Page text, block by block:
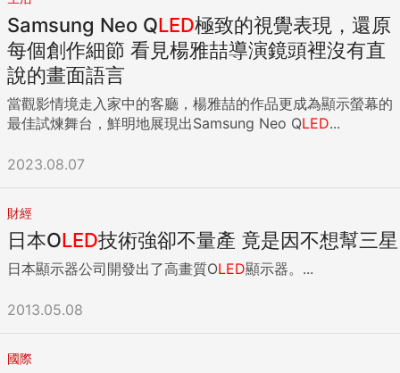
Samsung Neo QLED極致的視覺表現，還原
每個創作細節 看見楊雅喆導演鏡頭裡沒有直
說的畫面語言
當觀影情境走入家中的客廳，楊雅喆的作品更成為顯示螢幕的
最佳試煉舞台，鮮明地展現出Samsung Neo QLED...
2023.08.07
財經
日本OLED技術強卻不量產 竟是因不想幫三星
日本顯示器公司開發出了高畫質OLED顯示器。...
2013.05.08
國際